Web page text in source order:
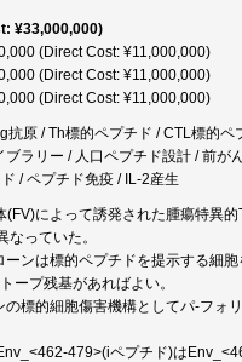
¥33,000,000)
(Direct Cost: ¥11,000,000)
(Direct Cost: ¥11,000,000)
(Direct Cost: ¥11,000,000)
抗原 / Th標的ペプチド / CTL標的
ラリー / 人口ペプチド設計 / 前
/ ペプチド免疫 / IL-2産生
(FV)によって誘発された腫瘍特異
っていた。
ンは標的ペプチドを提示する細
ープ残基があればよい。
標的細胞傷害機構としてパ-フォ
479>(iペプチド)は